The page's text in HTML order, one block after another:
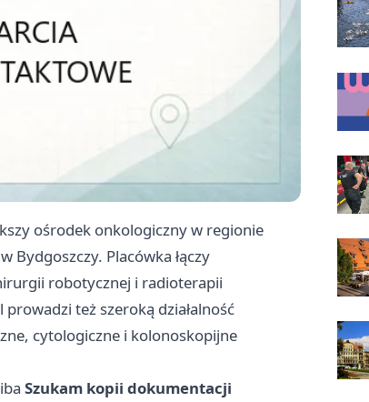
ośrodek onkologiczny w regionie
Placówka łączy
robotycznej i radioterapii
też szeroką działalność
cytologiczne i kolonoskopijne
Szukam kopii dokumentacji